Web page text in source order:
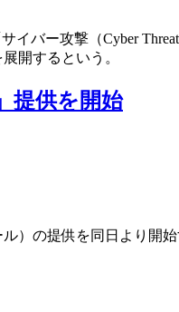
イバー攻撃（Cyber
開するという。
提供を開始
）の提供を同日より開始